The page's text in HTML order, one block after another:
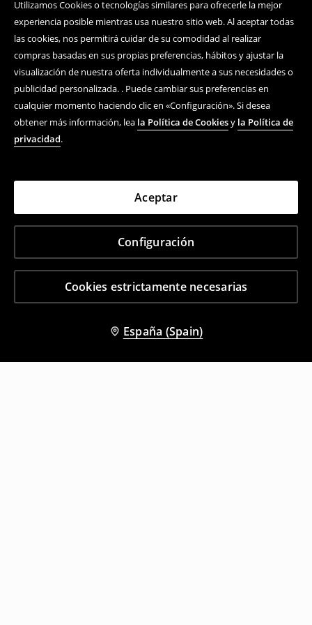
Utilizamos Cookies o tecnologías similares para ofrecerle la mejor
experiencia posible mientras usa nuestro sitio web. Al aceptar todas
las cookies, nos permitirá cuidar de su comodidad al realizar
compras basadas en sus propias preferencias, hábitos y ajustar la
visualización de nuestra oferta individualmente a sus necesidades o
publicidad personalizada. . Puede cambiar sus preferencias en
cualquier momento haciendo clic en «Configuración». Si desea
obtener más información, lea la Política de Cookiesy la Política de
privacidad.
Cookies estrictamente necesarias
Configuración
Aceptar
España (Spain)